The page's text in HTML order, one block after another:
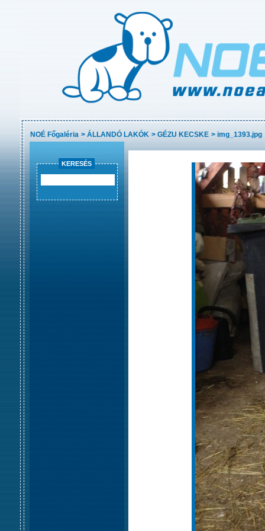
NOÉ Főgaléria >ÁLLANDÓ LAKÓK >GÉZU KECSKE >img_1393.jpg
KERESÉS